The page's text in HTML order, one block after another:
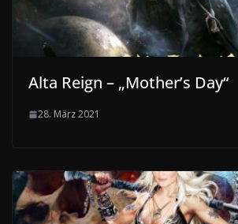
Alta Reign – „Mother’s Day“
28. März 2021